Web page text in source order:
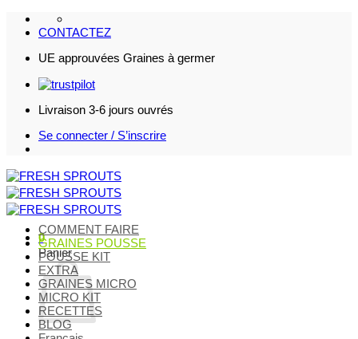
Passer
CONTACTEZ
UE approuvées Graines à germer
Livraison 3-6 jours ouvrés
Se connecter / S’inscrire
0
Panier
COMMENT FAIRE
GRAINES POUSSE
POUSSE KIT
EXTRA
GRAINES MICRO
MICRO KIT
RECETTES
BLOG